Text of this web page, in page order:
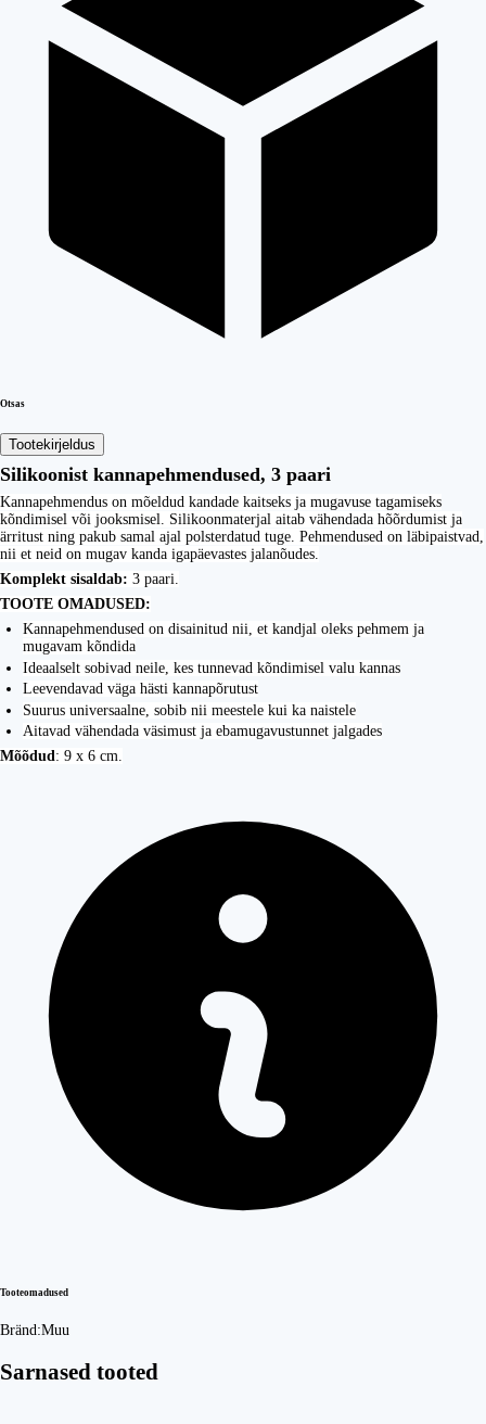
Otsas
Tootekirjeldus
Silikoonist kannapehmendused, 3 paari
Kannapehmendus on mõeldud kandade kaitseks ja mugavuse tagamiseks
kõndimisel või jooksmisel. Silikoonmaterjal aitab vähendada hõõrdumist ja
ärritust ning pakub samal ajal polsterdatud tuge. Pehmendused on läbipaistvad,
nii et neid on mugav kanda igapäevastes jalanõudes.
Komplekt sisaldab: 3 paari.
TOOTE OMADUSED:
Kannapehmendused on disainitud nii, et kandjal oleks pehmem ja
mugavam kõndida
Ideaalselt sobivad neile, kes tunnevad kõndimisel valu kannas
Leevendavad väga hästi kannapõrutust
Suurus universaalne, sobib nii meestele kui ka naistele
Aitavad vähendada väsimust ja ebamugavustunnet jalgades
Mõõdud: 9 x 6 cm.
Tooteomadused
Bränd:Muu
Sarnased tooted